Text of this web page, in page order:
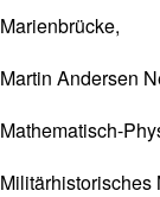
Marienbrücke,
Martin Andersen
Mathematisch-
Militärhistorisches